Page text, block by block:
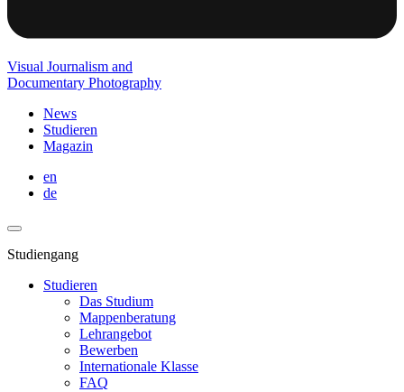
Visual Journalism and
Documentary Photography
News
Studieren
Magazin
en
de
Studiengang
Studieren
Das Studium
Mappenberatung
Lehrangebot
Bewerben
Internationale Klasse
FAQ